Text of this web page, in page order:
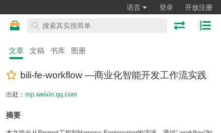
语言 登录 开放注册
文章 文稿 书库 图册
bili-fe-workflow —商业化智能开发工作流实践
出处： mp.weixin.qq.com
摘要